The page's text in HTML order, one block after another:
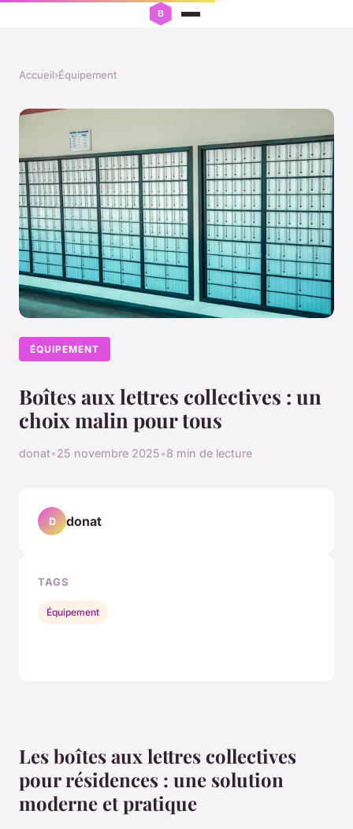
Accueil›Équipement
ÉQUIPEMENT
Boîtes aux lettres collectives : un
choix malin pour tous
donat•25 novembre 2025•8 min de lecture
Les boîtes aux lettres collectives
pour résidences : une solution
moderne et pratique
D donat
TAGS
Équipement